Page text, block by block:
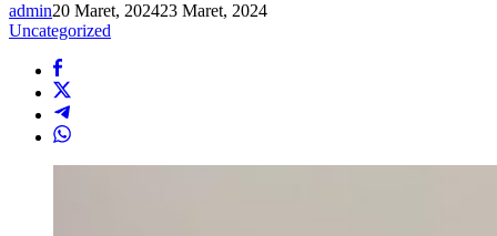
admin20 Maret, 202423 Maret, 2024
Uncategorized